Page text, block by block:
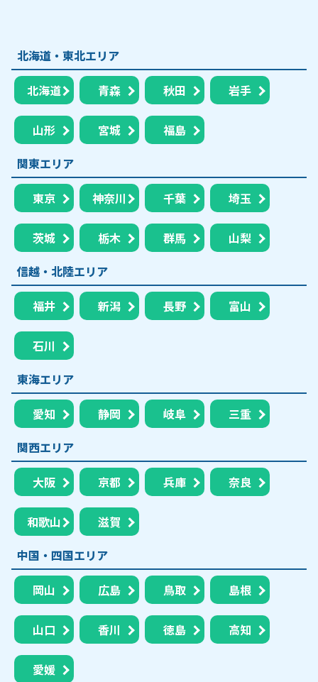
北海道・東北エリア
北海道 青森 秋田 岩手
山形 宮城
福島
関東エリア
東京 神奈川 千葉 埼玉
茨城 栃木 群馬
山梨
信越・北陸エリア
福井 新潟 長野 富山
石川
東海エリア
愛知 静岡 岐阜
三重
関西エリア
大阪 京都 兵庫 奈良
和歌山
滋賀
中国・四国エリア
岡山 広島 鳥取 島根
山口 香川 徳島 高知
愛媛